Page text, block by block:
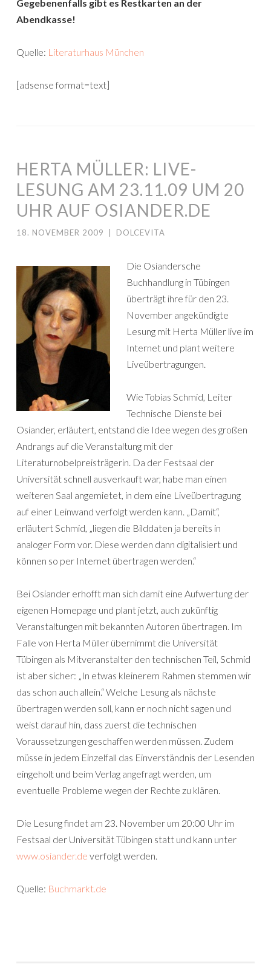
Gegebenenfalls gibt es Restkarten an der
Abendkasse!
Quelle: Literaturhaus München
[adsense format=text]
HERTA MÜLLER: LIVE-
LESUNG AM 23.11.09 UM 20
UHR AUF OSIANDER.DE
18. NOVEMBER 2009 DOLCEVITA
Die Osiandersche
Buchhandlung in Tübingen
überträgt ihre für den 23.
November angekündigte
Lesung mit Herta Müller live im
Internet und plant weitere
Liveübertragungen.
Wie Tobias Schmid, Leiter
Technische Dienste bei
Osiander, erläutert, entstand die Idee wegen des großen
Andrangs auf die Veranstaltung mit der
Literaturnobelpreisträgerin. Da der Festsaal der
Universität schnell ausverkauft war, habe man einen
weiteren Saal angemietet, in dem eine Liveübertragung
auf einer Leinwand verfolgt werden kann. „Damit“,
erläutert Schmid, „liegen die Bilddaten ja bereits in
analoger Form vor. Diese werden dann digitalisiert und
können so per Internet übertragen werden.“
Bei Osiander erhofft man sich damit eine Aufwertung der
eigenen Homepage und plant jetzt, auch zukünftig
Veranstaltungen mit bekannten Autoren übertragen. Im
Falle von Herta Müller übernimmt die Universität
Tübingen als Mitveranstalter den technischen Teil, Schmid
ist aber sicher: „In etwas kleinerem Rahmen stemmen wir
das schon auch allein.“ Welche Lesung als nächste
übertragen werden soll, kann er noch nicht sagen und
weist darauf hin, dass zuerst die technischen
Voraussetzungen geschaffen werden müssen. Zudem
müsse in jedem Einzelfall das Einverständnis der Lesenden
eingeholt und beim Verlag angefragt werden, um
eventuelle Probleme wegen der Rechte zu klären.
Die Lesung findet am 23. November um 20:00 Uhr im
Festsaal der Universität Tübingen statt und kann unter
www.osiander.de verfolgt werden.
Quelle: Buchmarkt.de